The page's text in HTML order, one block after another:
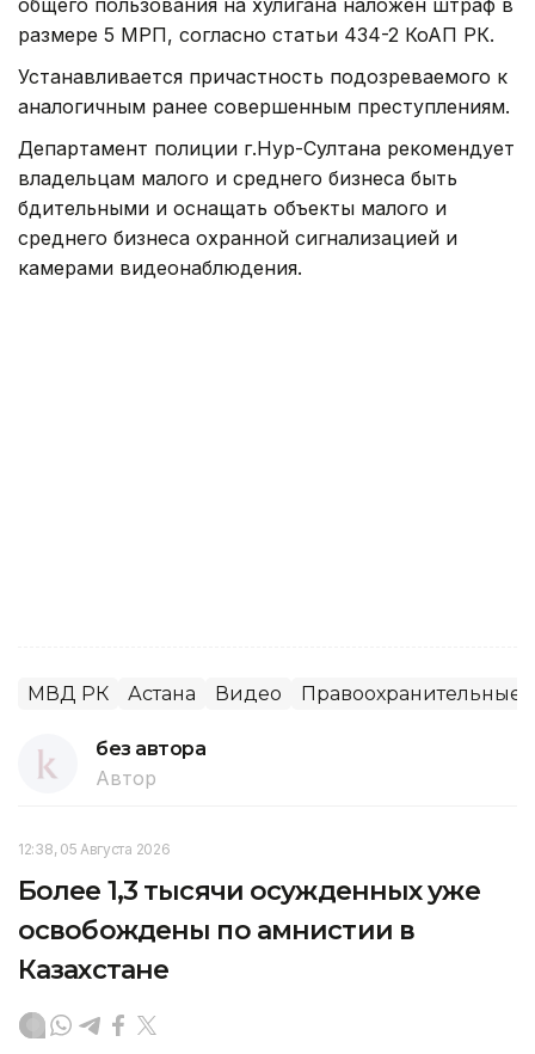
общего пользования на хулигана наложен штраф в
размере 5 МРП, согласно статьи 434-2 КоАП РК.
Устанавливается причастность подозреваемого к
аналогичным ранее совершенным преступлениям.
Департамент полиции г.Нур-Султана рекомендует
владельцам малого и среднего бизнеса быть
бдительными и оснащать объекты малого и
среднего бизнеса охранной сигнализацией и
камерами видеонаблюдения.
МВД РК Астана Видео Правоохранительные
без автора
Автор
12:38, 05 Августа 2026
Более 1,3 тысячи осужденных уже
освобождены по амнистии в
Казахстане